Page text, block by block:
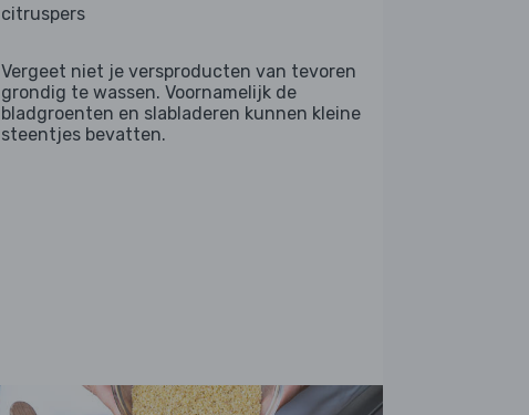
citruspers
Vergeet niet je versproducten van tevoren
grondig te wassen. Voornamelijk de
bladgroenten en slabladeren kunnen kleine
steentjes bevatten.